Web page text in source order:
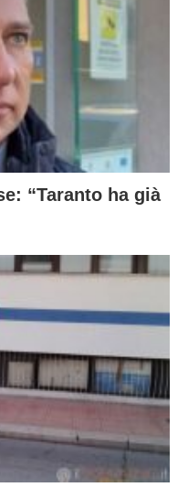
“Taranto ha già